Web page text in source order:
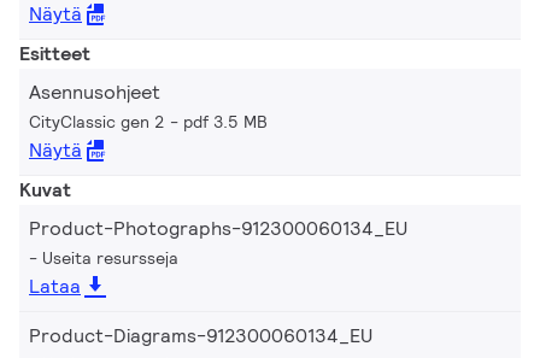
Näytä
Esitteet
Asennusohjeet
CityClassic gen 2 pdf 3.5 MB
Näytä
Kuvat
Product-Photographs-912300060134_EU
Useita resursseja
Lataa
Product-Diagrams-912300060134_EU